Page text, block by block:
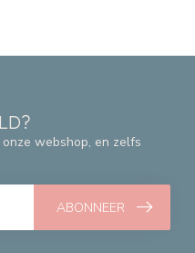
webshop, en zelfs
ABONNEER